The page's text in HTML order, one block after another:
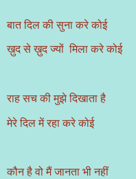
बात दिल की सुना करे कोई
ख़ुद से ख़ुद ज्यों मिला करे कोई
राह सच की मुझे दिखाता है
मेरे दिल में रहा करे कोई
कौन है वो मैं जानता भी नहीं